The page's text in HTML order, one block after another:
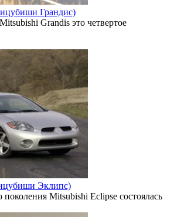
Грандис)
Grandis это четвертое
Эклипс)
поколения Mitsubishi Eclipse состоялась